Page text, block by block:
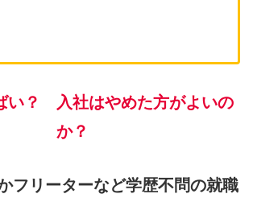
い？ 入社はやめた方がよいの
か？
フリーターなど学歴不問の就職